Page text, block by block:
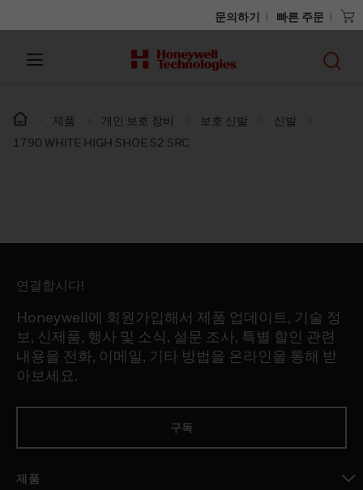
문의하기 빠른 주문
제품 개인 보호 장비 보호 신발
신발
1790 WHITE HIGH SHOE S2 SRC
연결합시다!
Honeywell에 회원가입해서 제품 업데이트, 기술 정
보, 신제품, 행사 및 소식, 설문 조사, 특별 할인 관련
내용을 전화, 이메일, 기타 방법을 온라인을 통해 받
아보세요.
구독
제품